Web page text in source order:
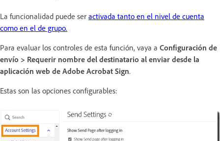
La funcionalidad puede ser activada tanto en el nivel de cuenta
como en el de grupo.
Para evaluar los controles de esta función, vaya a Configuración de
envío > Requerir nombre del destinatario al enviar desde la
aplicación web de Adobe Acrobat Sign.
Estas son las opciones configurables: